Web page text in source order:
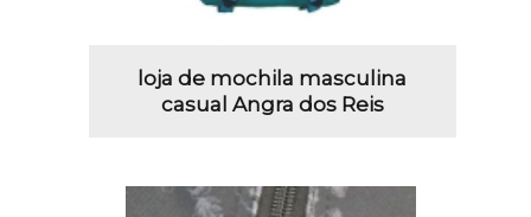
loja de mochila masculina
casual Angra dos Reis